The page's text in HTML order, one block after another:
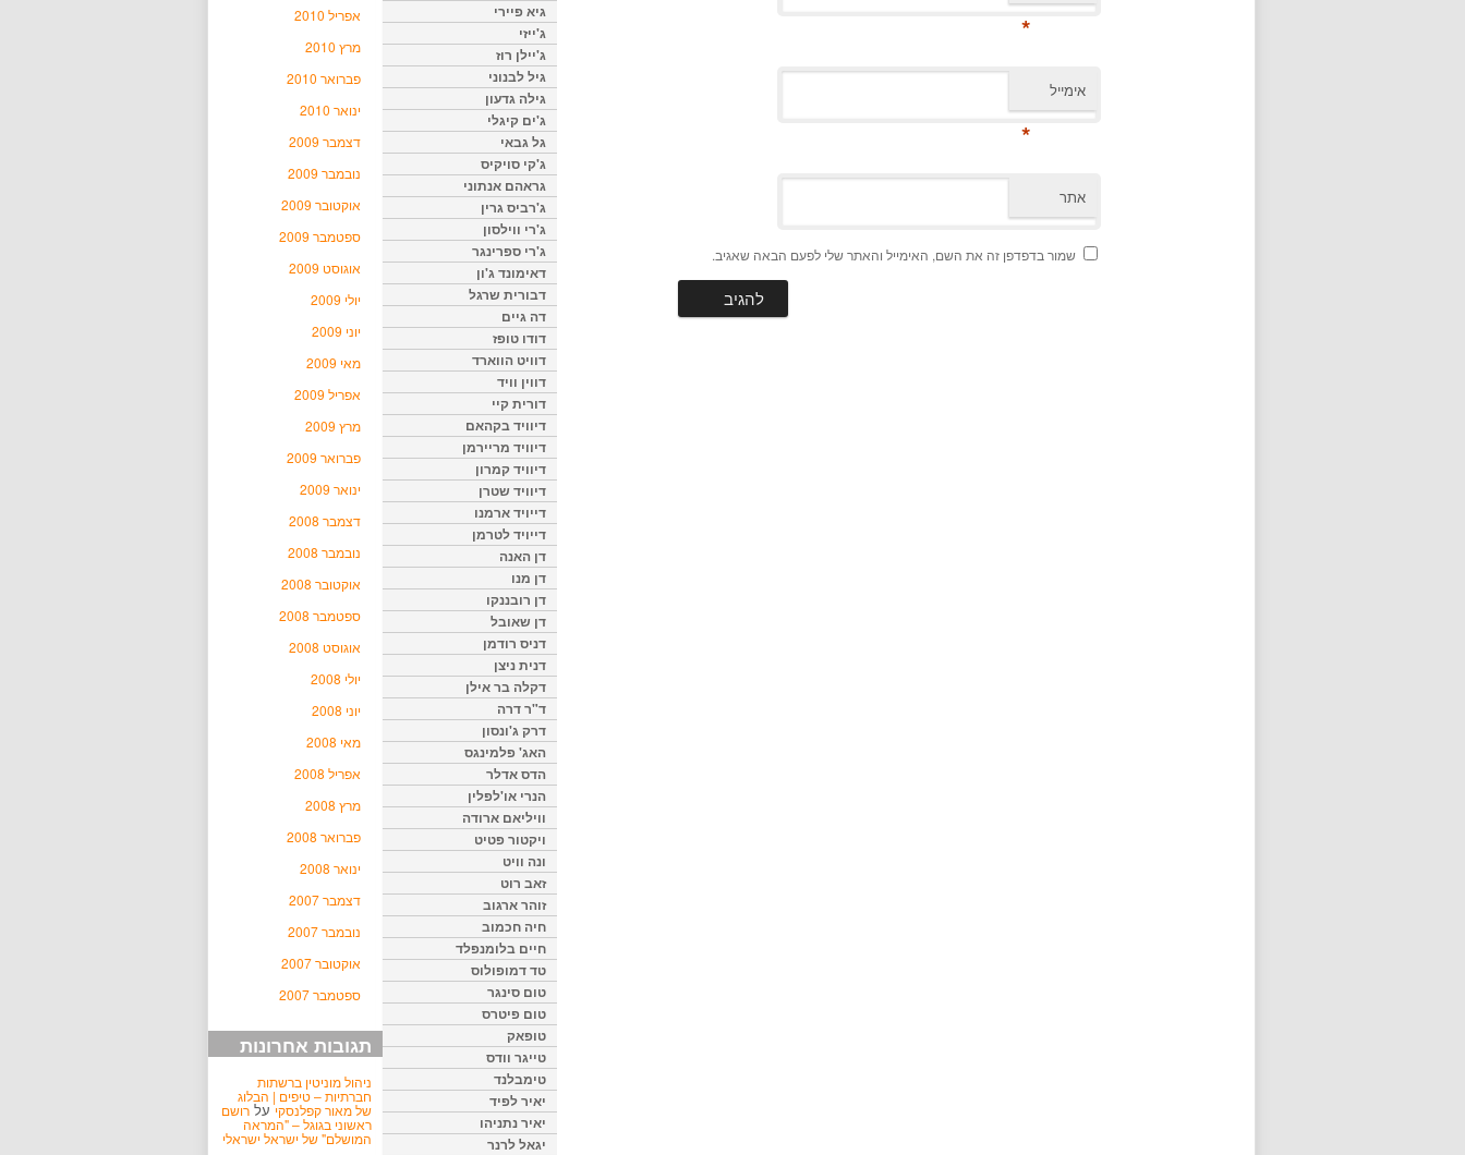
*
אימייל
*
אתר
שמור בדפדפן זה את השם, האימייל והאתר שלי לפעם הבאה שאגיב.
אפריל 2010
מרץ 2010
פברואר 2010
ינואר 2010
דצמבר 2009
נובמבר 2009
אוקטובר 2009
ספטמבר 2009
אוגוסט 2009
יולי 2009
יוני 2009
מאי 2009
אפריל 2009
מרץ 2009
פברואר 2009
ינואר 2009
דצמבר 2008
נובמבר 2008
אוקטובר 2008
ספטמבר 2008
אוגוסט 2008
יולי 2008
יוני 2008
מאי 2008
אפריל 2008
מרץ 2008
פברואר 2008
ינואר 2008
דצמבר 2007
נובמבר 2007
אוקטובר 2007
ספטמבר 2007
תגובות אחרונות
ניהול מוניטין ברשתות
חברתיות – טיפים | הבלוג
של מאור קפלנסקיעל רושם
ראשוני בגוגל – "המראה
המושלם" של ישראל ישראלי
גיא פיירי
ג'ייזי
ג'יילן רוז
גיל לבנוני
גילה גדעון
ג'ים קיגלי
גל גבאי
ג'קי סויקיס
גראהם אנתוני
ג'רביס גרין
ג'רי ווילסון
ג'רי ספרינגר
דאימונד ג'ון
דבורית שרגל
דה גיים
דודו טופז
דוויט הווארד
דווין וויד
דורית קיי
דיוויד בקהאם
דיוויד מריירמן
דיוויד קמרון
דיוויד שטרן
דייויד ארמנו
דייויד לטרמן
דן האנה
דן מנו
דן רובננקו
דן שאובל
דניס רודמן
דנית ניצן
דקלה בר אילן
ד"ר דרה
דרק ג'ונסון
האג' פלמינגס
הדס אדלר
הנרי או'לפלין
וויליאם ארודה
ויקטור פטיט
ונה וויט
זאב רוט
זוהר ארגוב
חיה חכמוב
חיים בלומנפלד
טד דמופולוס
טום סינגר
טום פיטרס
טופאק
טייגר וודס
טימבלנד
יאיר לפיד
יאיר נתניהו
יגאל לרנר